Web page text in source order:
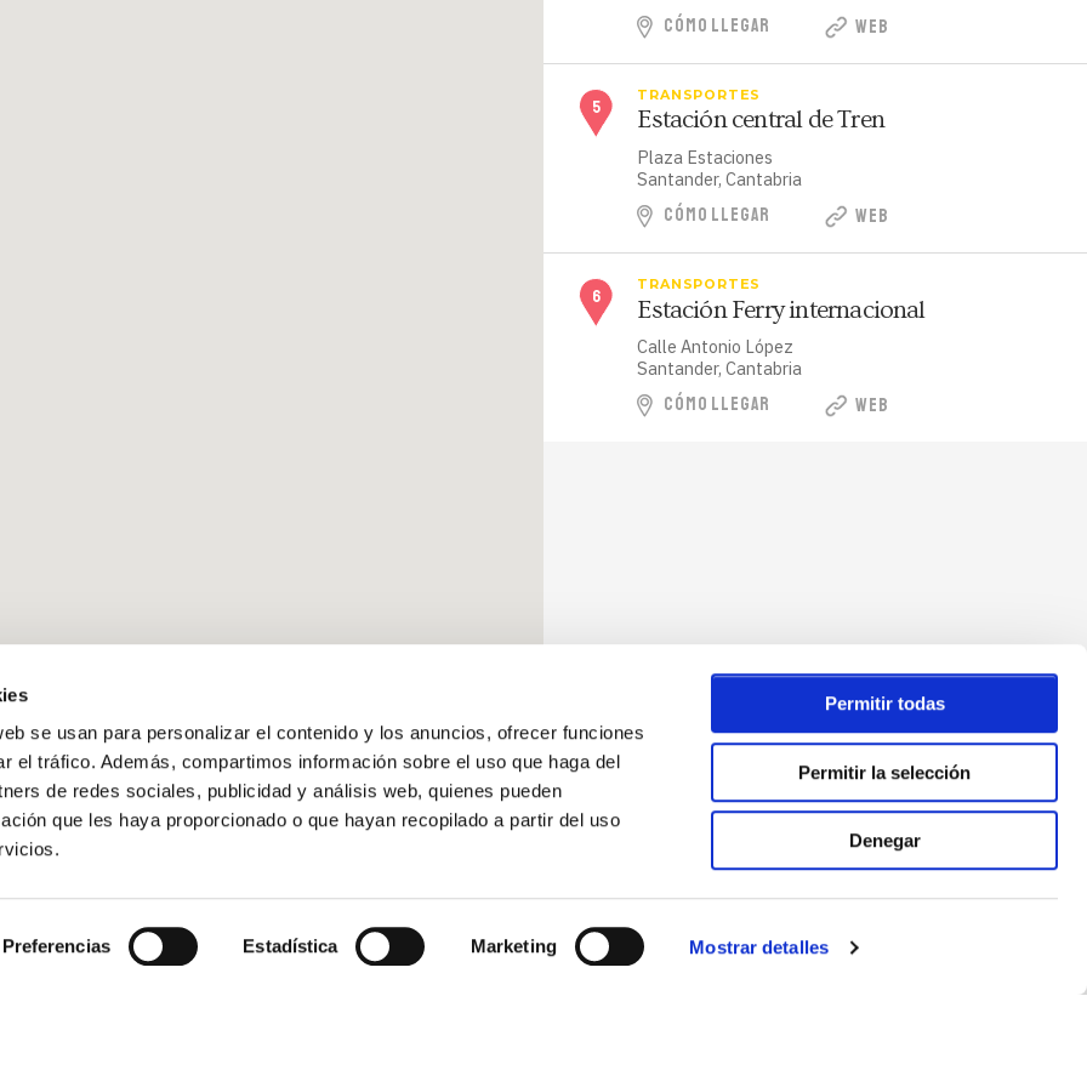
se usan para personalizar el contenido y los anuncios, ofrecer funciones
el tráfico. Además, compartimos información sobre el uso que haga del
de redes sociales, publicidad y análisis web, quienes pueden
que les haya proporcionado o que hayan recopilado a partir del uso
Preferencias Estadística Marketing Mostrar detalles
Permitir todas
Permitir la selección
Denegar
CÓMO LLEGAR
WEB
TRANSPORTES
Estación central de Tren
Plaza Estaciones
Santander, Cantabria
CÓMO LLEGAR
WEB
TRANSPORTES
Estación Ferry internacional
Calle Antonio López
Santander, Cantabria
CÓMO LLEGAR
WEB